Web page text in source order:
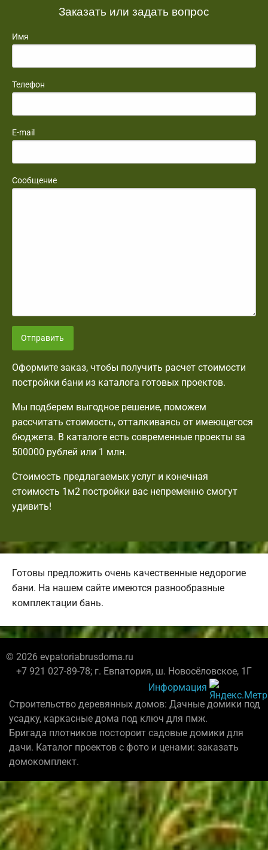
Заказать или задать вопрос
Имя
Телефон
E-mail
Сообщение
Отправить
Оформите заказ, чтобы получить расчет стоимости
постройки бани из каталога готовых проектов.
Мы подберем выгодное решение, поможем
рассчитать стоимость, отталкиваясь от имеющегося
бюджета. В каталоге есть современные проекты за
500000 рублей или 1 млн.
Стоимость предлагаемых услуг и конечная
стоимость 1м2 постройки вас непременно смогут
удивить!
Готовы предложить очень качественные недорогие
бани. На нашем сайте имеются разнообразные
комплектации бань.
© 2026 evpatoriabrusdoma.ru
+7 921 027-89-78; г. Евпатория, ш. Новосёловское, 1Г
Информация
Строительство деревянных домов: Дачные домики под
усадку, каркасные дома под ключ для пмж.
Бригада плотников постороит садовые домики для
дачи. Каталог проектов с фото и ценами: заказать
домокомплект.